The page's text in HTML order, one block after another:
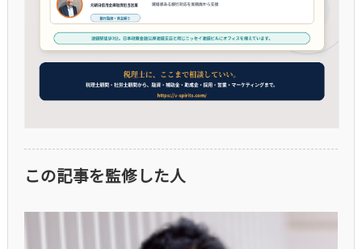
この記事を監修した人